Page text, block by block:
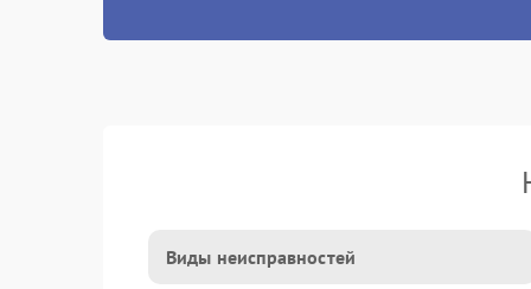
Виды неисправностей